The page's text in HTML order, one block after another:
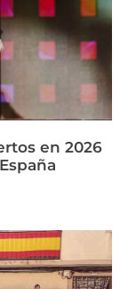
en 2026